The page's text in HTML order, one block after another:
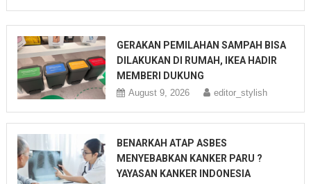
GERAKAN PEMILAHAN SAMPAH BISA
DILAKUKAN DI RUMAH, IKEA HADIR
MEMBERI DUKUNG
August 9, 2026 editor_stylish
BENARKAH ATAP ASBES
MENYEBABKAN KANKER PARU ?
YAYASAN KANKER INDONESIA